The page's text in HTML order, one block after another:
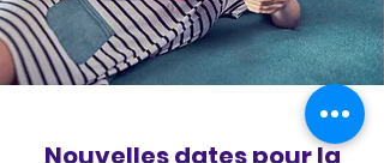
Nouvelles dates pour la